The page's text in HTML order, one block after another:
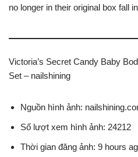
no longer in their original box fall
Victoria’s Secret Candy Baby
Set – nailshining
Nguồn hình ảnh:
Số lượt xem hình ảnh: 24212
Thời gian đăng ảnh: 9 hours